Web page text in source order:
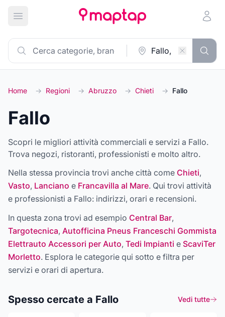
Apri menu principale
Home → Regioni → Abruzzo → Chieti → Fallo
Fallo
Scopri le migliori attività commerciali e servizi a Fallo.
Trova negozi, ristoranti, professionisti e molto altro.
Nella stessa provincia trovi anche città come Chieti,
Vasto, Lanciano e Francavilla al Mare. Qui trovi attività
e professionisti a Fallo: indirizzi, orari e recensioni.
In questa zona trovi ad esempio Central Bar,
Targotecnica, Autofficina Pneus Franceschi Gommista
Elettrauto Accessori per Auto, Tedi Impianti e ScaviTer
Morletto. Esplora le categorie qui sotto e filtra per
servizi e orari di apertura.
Spesso cercate a Fallo Vedi tutte